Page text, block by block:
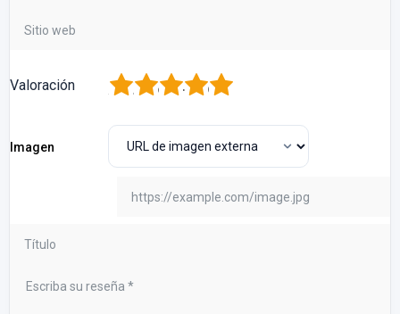
Valoración 5
4
3
2
Imagen